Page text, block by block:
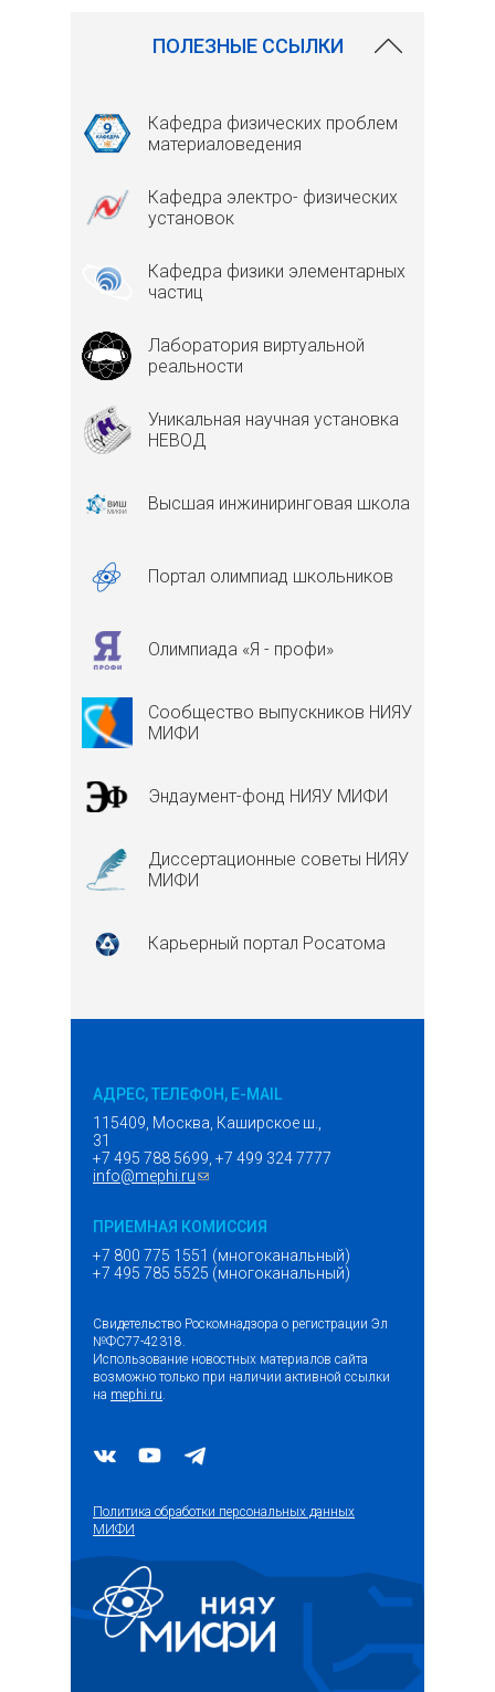
ПОЛЕЗНЫЕ ССЫЛКИ
Кафедра физических проблем
материаловедения
Кафедра электро- физических
установок
Кафедра физики элементарных
частиц
Лаборатория виртуальной
реальности
Уникальная научная установка
НЕВОД
Высшая инжиниринговая школа
Портал олимпиад школьников
Олимпиада «Я - профи»
Сообщество выпускников НИЯУ
МИФИ
Эндаумент-фонд НИЯУ МИФИ
Диссертационные советы НИЯУ
МИФИ
Карьерный портал Росатома
АДРЕС, ТЕЛЕФОН, E-MAIL
115409, Москва, Каширское ш.,
31
+7 495 788 5699, +7 499 324 7777
info@mephi.ru(ссылка для отправки email)
ПРИЕМНАЯ КОМИССИЯ
+7 800 775 1551 (многоканальный)
+7 495 785 5525 (многоканальный)
Свидетельство Роскомнадзора о регистрации Эл
№ФС77-42318.
Использование новостных материалов сайта
возможно только при наличии активной ссылки
на mephi.ru.
Политика обработки персональных данных
МИФИ